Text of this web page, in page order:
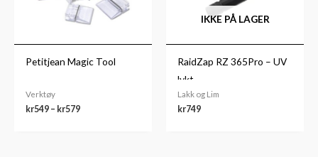
Petitjean Magic Tool
Verktøy
kr549 – kr579
IKKE PÅ LAGER
RaidZap RZ 365Pro – UV
lykt
Lakk og Lim
kr749